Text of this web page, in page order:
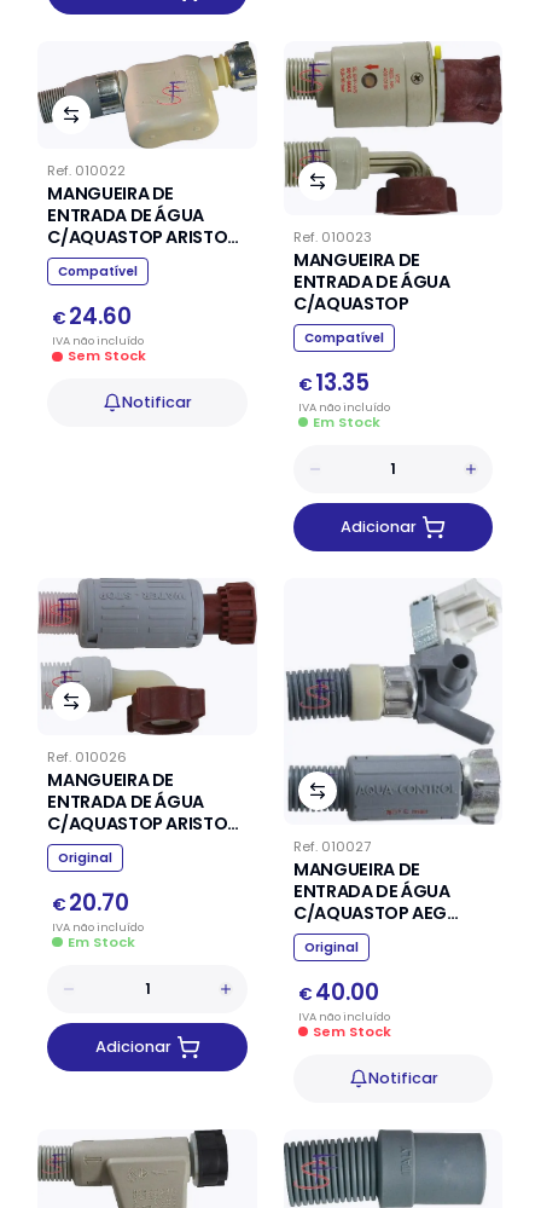
Ref. 010022
MANGUEIRA DE
ENTRADA DE ÁGUA
C/AQUASTOP ARISTON
INDESIT
Compatível
€ 24.60
IVA nãoincluído
Sem Stock
Notificar
Ref. 010023
MANGUEIRA DE
ENTRADA DE ÁGUA
C/AQUASTOP
Compatível
€ 13.35
IVA nãoincluído
Em Stock
Adicionar
Ref. 010026
MANGUEIRA DE
ENTRADA DE ÁGUA
C/AQUASTOP ARISTON
INDESIT
Original
€ 20.70
IVA nãoincluído
Em Stock
Adicionar
Ref. 010027
MANGUEIRA DE
ENTRADA DE ÁGUA
C/AQUASTOP AEG
ELECTROLUX ZANUSSI
Original
€ 40.00
IVA nãoincluído
Sem Stock
Notificar